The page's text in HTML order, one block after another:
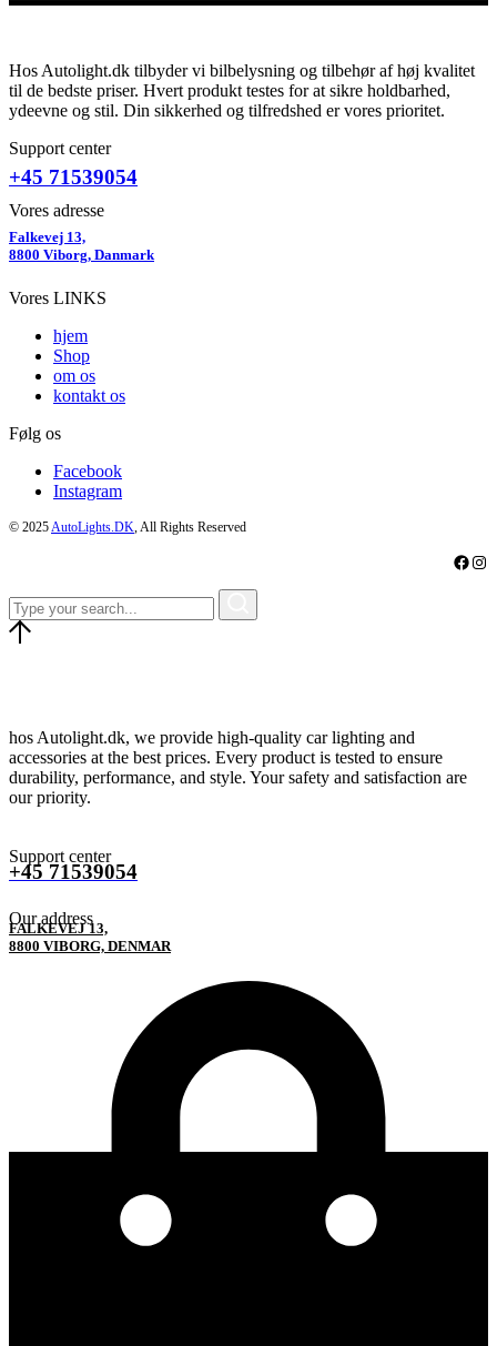
Hos Autolight.dk tilbyder vi bilbelysning og tilbehør af høj kvalitet
til de bedste priser. Hvert produkt testes for at sikre holdbarhed,
ydeevne og stil. Din sikkerhed og tilfredshed er vores prioritet.
Support center
+45 71539054
Vores adresse
Falkevej 13,
8800 Viborg, Danmark
Vores LINKS
hjem
Shop
om os
kontakt os
Følg os
Facebook
Instagram
© 2025AutoLights.DK, All Rights Reserved
hos Autolight.dk, we provide high-quality car lighting and
accessories at the best prices. Every product is tested to ensure
durability, performance, and style. Your safety and satisfaction are
our priority.
Support center
+45 71539054
Our address
FALKEVEJ 13,
8800 VIBORG, DENMAR